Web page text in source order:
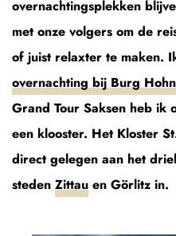
overnachtingsplekken
met onze volgers om de
of juist relaxter te maken.
overnachting bij Burg
Grand Tour Saksen heb ik
een klooster. Het Kloster
direct gelegen aan het
steden Zittau en Görlitz in.